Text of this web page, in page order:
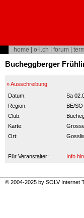
home o-l.ch forum
Bucheggberger
» Ausschreibung
Datum:
Sa
Region:
BE/SO
Club:
Karte:
Ort:
Für Veranstalter: Info
© 2004-2025 by SOLV Internet